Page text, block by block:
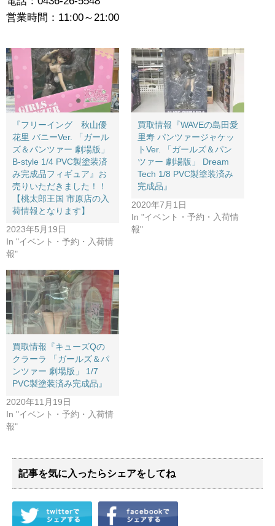
営業時間：11:00～21:00
『フリーイング 秋山優
花里 ​バニーVer. ​「ガール
ズ＆パンツァー ​劇場版」 ​
B-style ​1/4 ​PVC製塗装済
み完成品フィギュア』お
売りいただきました！！
【桃太郎王国 市原店の入
荷情報となります】
2023年5月19日
In "イベント・予約・入荷情
報"
買取情報『WAVEの島田愛
里寿 ​パンツァージャケッ
トVer. ​「ガールズ＆パン
ツァー ​劇場版」 ​Dream ​
Tech ​1/8 ​PVC製塗装済み
完成品』
2020年7月1日
In "イベント・予約・入荷情
報"
買取情報『キューズQの
クラーラ ​「ガールズ＆パ
ンツァー ​劇場版」 ​1/7 ​
PVC製塗装済み完成品』
2020年11月19日
In "イベント・予約・入荷情
報"
記事を気に入ったらシェアをしてね